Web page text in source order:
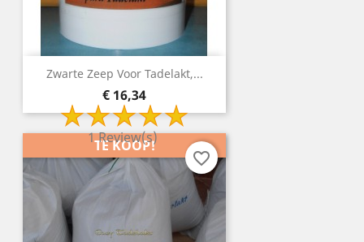
Zwarte Zeep Voor Tadelakt,...
Prijs
€ 16,34
1 Review(s)
TE KOOP!
favorite_border